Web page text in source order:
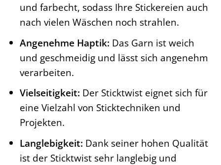
und farbecht, sodass Ihre Stickereien auch
nach vielen Wäschen noch strahlen.
Angenehme Haptik: Das Garn ist weich
und geschmeidig und lässt sich angenehm
verarbeiten.
Vielseitigkeit: Der Sticktwist eignet sich für
eine Vielzahl von Sticktechniken und
Projekten.
Langlebigkeit: Dank seiner hohen Qualität
ist der Sticktwist sehr langlebig und